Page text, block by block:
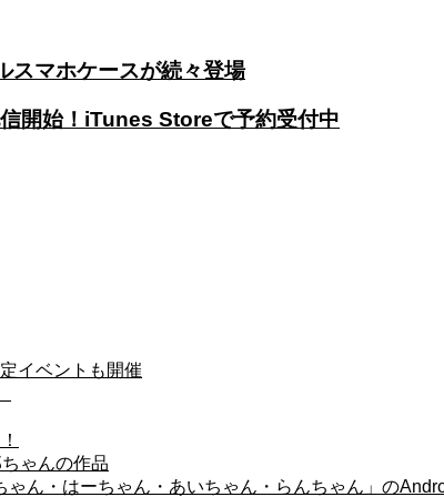
スマホケースが続々登場
開始！iTunes Storeで予約受付中
イベントも開催
ゃんの作品
ん・はーちゃん・あいちゃん・らんちゃん」の